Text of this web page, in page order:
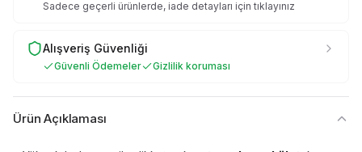
Sadece geçerli ürünlerde, iade detayları için tıklayınız
Alışveriş Güvenliği
Güvenli Ödemeler Gizlilik koruması
Ürün Açıklaması